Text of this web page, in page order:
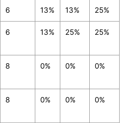
6 13% 13% 25%
6 13% 25% 25%
8 0% 0% 0%
8 0% 0% 0%